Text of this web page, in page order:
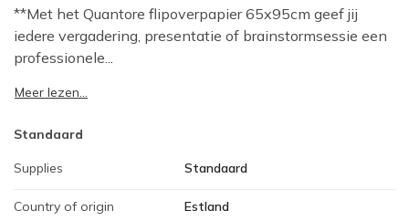
**Met het Quantore flipoverpapier 65x95cm geef jij
iedere vergadering, presentatie of brainstormsessie een
professionele...
Meer lezen...
Standaard
Supplies Standaard
Country of origin Estland